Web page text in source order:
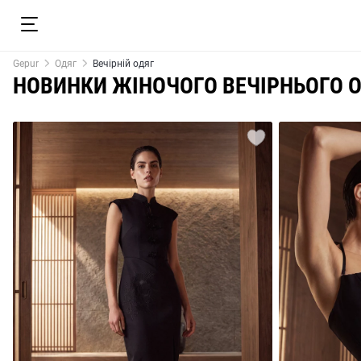
Gepur Одяг Вечірній одяг
НОВИНКИ ЖІНОЧОГО ВЕЧІРНЬОГО